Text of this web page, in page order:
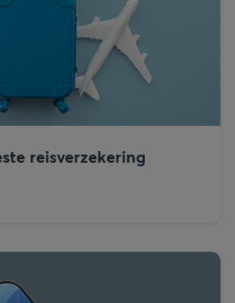
reisverzekering